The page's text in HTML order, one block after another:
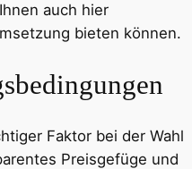
auch hier
bieten können.
Faktor bei der Wahl
Preisgefüge und